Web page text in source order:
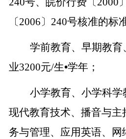
〔2006〕240号核准的标
学前教育、早期教
业3200元/生•学年；
小学教育、小学科学
现代教育技术、播音与主
务与管理、应用英语、网